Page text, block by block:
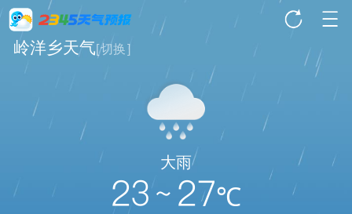
岭洋乡天气[切换]
大雨
23 ~ 27℃